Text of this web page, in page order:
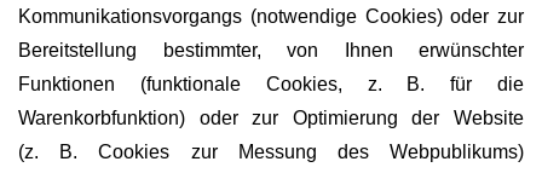
Kommunikationsvorgangs (notwendige Cookies) oder zur
Bereitstellung bestimmter, von Ihnen erwünschter
Funktionen (funktionale Cookies, z. B. für die
Warenkorbfunktion) oder zur Optimierung der Website
(z. B. Cookies zur Messung des Webpublikums)